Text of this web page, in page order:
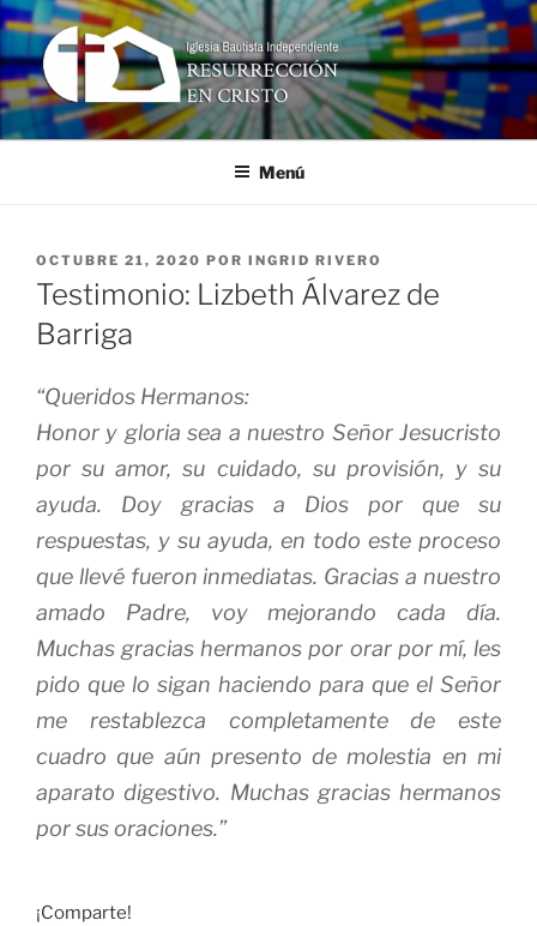
Ir
contenido
RESURRECCIÓN EN CRISTO
Iglesia Bautista Independiente
Menú
PUBLICADO
EN
OCTUBRE 21, 2020 POR INGRID RIVERO
Testimonio: Lizbeth Álvarez de
Barriga
“Queridos Hermanos:
Honor y gloria sea a nuestro Señor Jesucristo
por su amor, su cuidado, su provisión, y su
ayuda. Doy gracias a Dios por que su
respuestas, y su ayuda, en todo este proceso
que llevé fueron inmediatas. Gracias a nuestro
amado Padre, voy mejorando cada día.
Muchas gracias hermanos por orar por mí, les
pido que lo sigan haciendo para que el Señor
me restablezca completamente de este
cuadro que aún presento de molestia en mi
aparato digestivo. Muchas gracias hermanos
por sus oraciones.”
¡Comparte!